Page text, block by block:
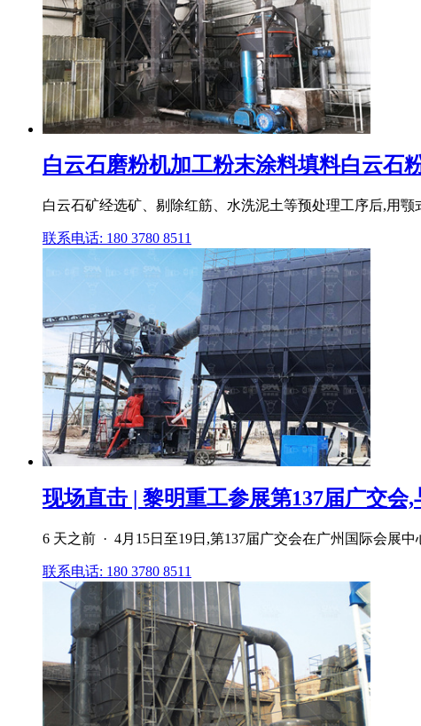
白云石磨粉机加工粉末涂料填料白云石
白云石矿经选矿、剔除红筋、水洗泥土等预处理工序后,用
联系电话: 180 3780 8511
现场直击 | 黎明重工参展第137届广交会
6 天之前 · 4月15日至19日,第137届广交会在广州国际会展
联系电话: 180 3780 8511